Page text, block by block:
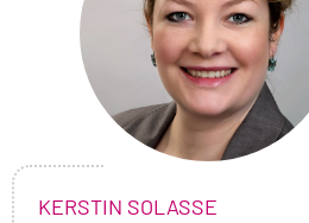
Solaße
NAME:
KERSTIN SOLASSE